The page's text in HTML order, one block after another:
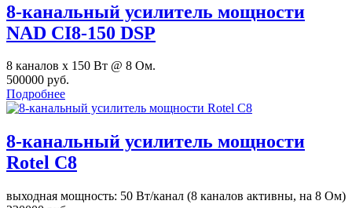
8-канальный усилитель мощности
NAD CI8-150 DSP
8 каналов х 150 Вт @ 8 Ом.
500000 руб.
Подробнее
8-канальный усилитель мощности
Rotel C8
выходная мощность: 50 Вт/канал (8 каналов активны, на 8 Ом)